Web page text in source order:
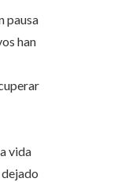
pausa
han
vida